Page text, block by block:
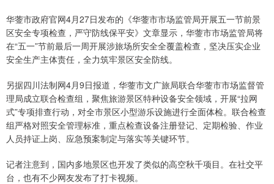
华蓥市政府官网4月27日发布的《华蓥市市场监管局开展五一节前景
区安全专项检查，严守防线保平安》文章显示，华蓥市市场监管局将
在“五一”节前最后一周开展涉旅场所安全全覆盖检查，坚决压实企业
安全生产主体责任，全力筑牢景区安全防线。
另据四川法制网4月9日报道，华蓥市文广旅局联合华蓥市市场监督管
理局成立联合检查组，聚焦旅游景区特种设备安全领域，开展“拉网
式”专项排查行动，对全市景区小型游乐设施进行全面体检。联合检查
组严格对照安全管理标准，重点检查设备注册登记、定期检验、作业
人员持证上岗、应急预案制定与落实等关键环节。
记者注意到，国内多地景区也开发了类似的高空秋千项目。在社交平
台，也有不少网友发布了打卡视频。